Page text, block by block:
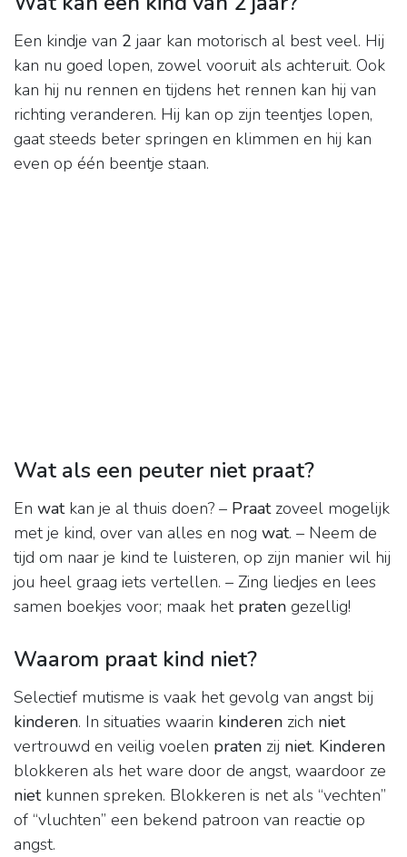
Een kindje van 2 jaar kan motorisch al best veel. Hij
kan nu goed lopen, zowel vooruit als achteruit. Ook
kan hij nu rennen en tijdens het rennen kan hij van
richting veranderen. Hij kan op zijn teentjes lopen,
gaat steeds beter springen en klimmen en hij kan
even op één beentje staan.
Wat als een peuter niet praat?
En watkan je al thuis doen? – Praatzoveel mogelijk
met je kind, over van alles en nog wat. – Neem de
tijd om naar je kind te luisteren, op zijn manier wil hij
jou heel graag iets vertellen. – Zing liedjes en lees
samen boekjes voor; maak het praten gezellig!
Waarom praat kind niet?
Selectief mutisme is vaak het gevolg van angst bij
kinderen. In situaties waarin kinderen zich niet
vertrouwd en veilig voelen praten zij niet. Kinderen
blokkeren als het ware door de angst, waardoor ze
nietkunnen spreken. Blokkeren is net als “vechten”
of “vluchten” een bekend patroon van reactie op
angst.